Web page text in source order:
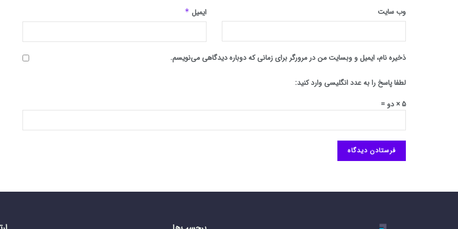
ایمیل * وب‌ سایت
ذخیره نام، ایمیل و وبسایت من در مرورگر برای زمانی که دوباره دیدگاهی می‌نویسم.
لطفا پاسخ را به عدد انگلیسی وارد کنید:
5 × دو =